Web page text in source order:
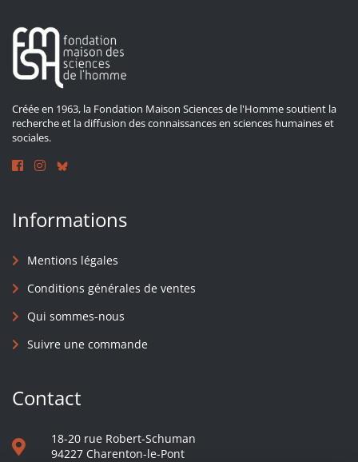
Créée en 1963, la Fondation Maison Sciences de l'Homme soutient la
recherche et la diffusion des connaissances en sciences humaines et
sociales.
Informations
Mentions légales
Conditions générales de ventes
Qui sommes-nous
Suivre une commande
Contact
18-20 rue Robert-Schuman
94227 Charenton-le-Pont